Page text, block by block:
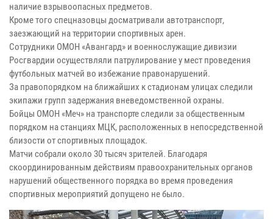
наличие взрывоопасных предметов.
Кроме того спецназовцы досматривали автотранспорт,
заезжающий на территории спортивных арен.
Сотрудники ОМОН «Авангард» и военнослужащие дивизии
Росгвардии осуществляли патрулирование у мест проведения
футбольных матчей во избежание правонарушений.
За правопорядком на ближайших к стадионам улицах следили
экипажи групп задержания вневедомственной охраны.
Бойцы ОМОН «Меч» на транспорте следили за общественным
порядком на станциях МЦК, расположенных в непосредственной
близости от спортивных площадок.
Матчи собрали около 30 тысяч зрителей. Благодаря
скоординированным действиям правоохранительных органов
нарушений общественного порядка во время проведения
спортивных мероприятий допущено не было.